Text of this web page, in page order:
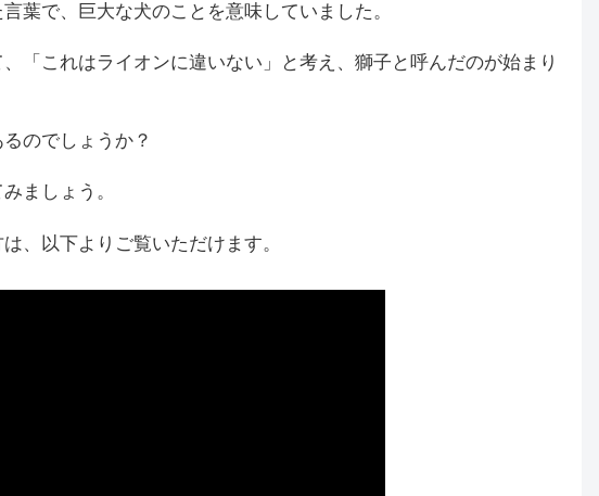
葉で、巨大な犬のことを意味していました。
「これはライオンに違いない」と考え、獅子と呼んだのが始まり
のでしょうか？
ましょう。
、以下よりご覧いただけます。